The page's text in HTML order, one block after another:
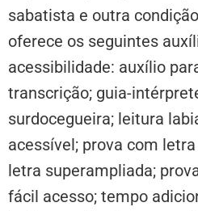
sabatista e outra
oferece os seguintes
acessibilidade: auxílio
transcrição; guia-
surdocegueira; leitura
acessível; prova com
letra superampliada;
fácil acesso; tempo